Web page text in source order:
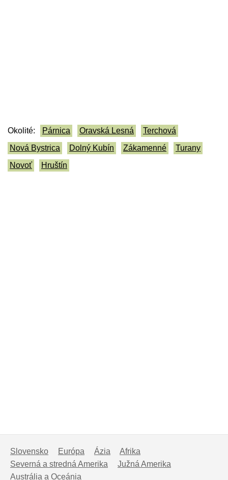
Okolité: Párnica Oravská Lesná
Terchová
Nová Bystrica
Dolný Kubín Zákamenné
Turany
Novoť
Hruštín
Slovensko Európa Ázia
Afrika
Severná a stredná Amerika
Južná Amerika
Austrália a Oceánia